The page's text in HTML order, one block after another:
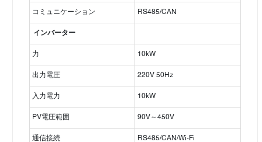
コミュニケーション RS485/CAN
インバーター
力 10kW
出力電圧 220V 50Hz
入力電力 10kW
PV電圧範囲 90V～450V
通信接続 RS485/CAN/Wi-Fi